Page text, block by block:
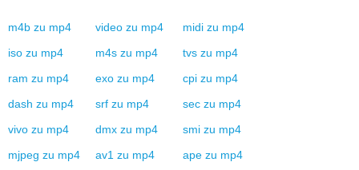
m4b zu mp4 video zu mp4 midi zu mp4
iso zu mp4 m4s zu mp4 tvs zu mp4
ram zu mp4 exo zu mp4 cpi zu mp4
dash zu mp4 srf zu mp4 sec zu mp4
vivo zu mp4 dmx zu mp4 smi zu mp4
mjpeg zu mp4 av1 zu mp4 ape zu mp4